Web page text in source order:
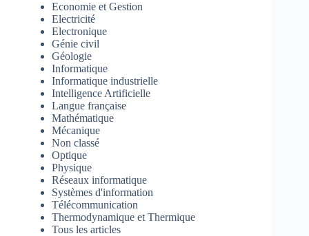
Economie et Gestion
Electricité
Electronique
Génie civil
Géologie
Informatique
Informatique industrielle
Intelligence Artificielle
Langue française
Mathématique
Mécanique
Non classé
Optique
Physique
Réseaux informatique
Systèmes d'information
Télécommunication
Thermodynamique et Thermique
Tous les articles